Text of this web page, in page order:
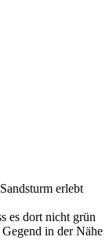
erlebt
es dort nicht grün
in der Nähe